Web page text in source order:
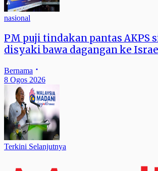
nasional
PM puji tindakan pantas AKPS
disyaki bawa dagangan ke
Bernama
8 Ogos 2026
Terkini Selanjutnya